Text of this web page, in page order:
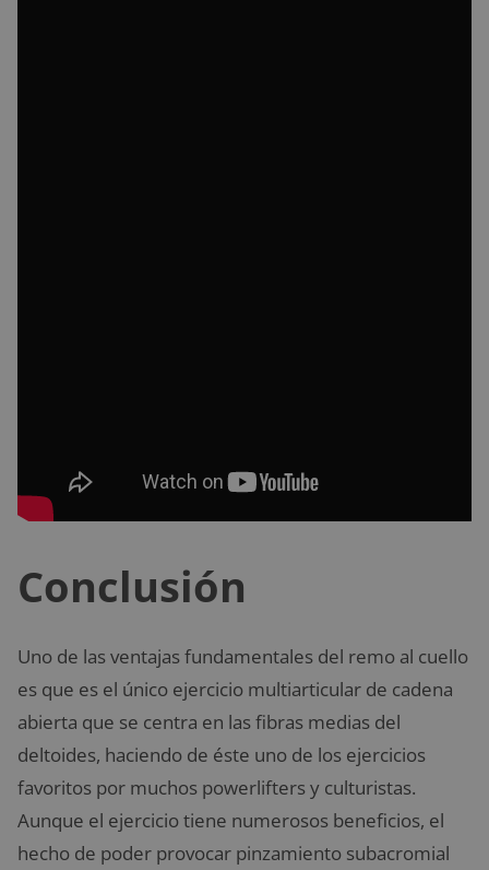
Conclusión
Uno de las ventajas fundamentales del remo al cuello
es que es el único ejercicio multiarticular de cadena
abierta que se centra en las fibras medias del
deltoides, haciendo de éste uno de los ejercicios
favoritos por muchos powerlifters y culturistas.
Aunque el ejercicio tiene numerosos beneficios, el
hecho de poder provocar pinzamiento subacromial